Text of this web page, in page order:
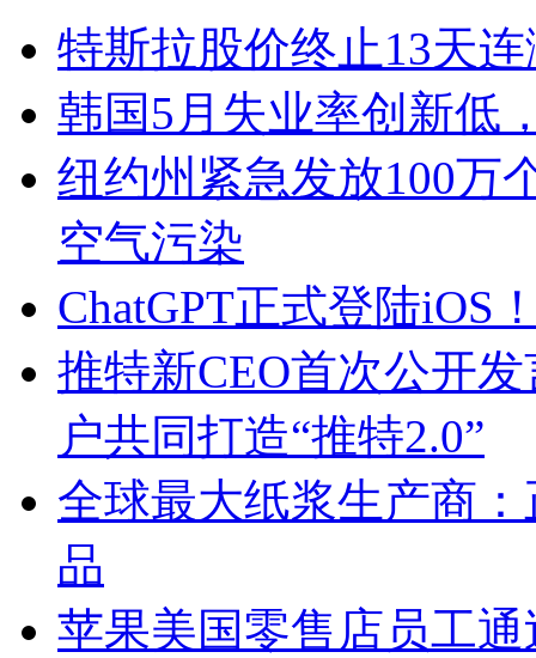
特斯拉股价终止13天
韩国5月失业率创新低
纽约州紧急发放100万
空气污染
ChatGPT正式登陆iOS
推特新CEO首次公开
户共同打造“推特2.0”
全球最大纸浆生产商
品
苹果美国零售店员工